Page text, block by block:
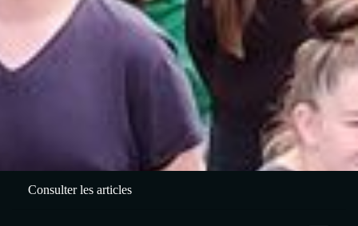
Consulter les articles